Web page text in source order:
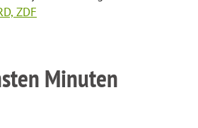
ZDF
Minuten